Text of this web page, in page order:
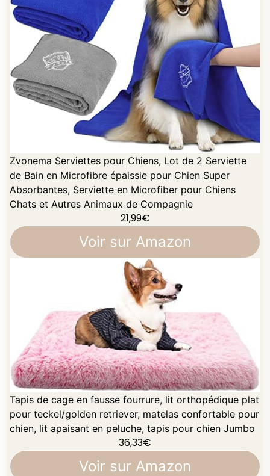
Zvonema Serviettes pour Chiens, Lot de 2 Serviette
de Bain en Microfibre épaissie pour Chien Super
Absorbantes, Serviette en Microfiber pour Chiens
Chats et Autres Animaux de Compagnie
21,99€
Voir sur Amazon
Tapis de cage en fausse fourrure, lit orthopédique plat
pour teckel/golden retriever, matelas confortable pour
chien, lit apaisant en peluche, tapis pour chien Jumbo
36,33€
Voir sur Amazon